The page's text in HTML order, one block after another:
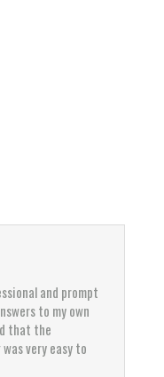
and prompt
to my own
that the
very easy to